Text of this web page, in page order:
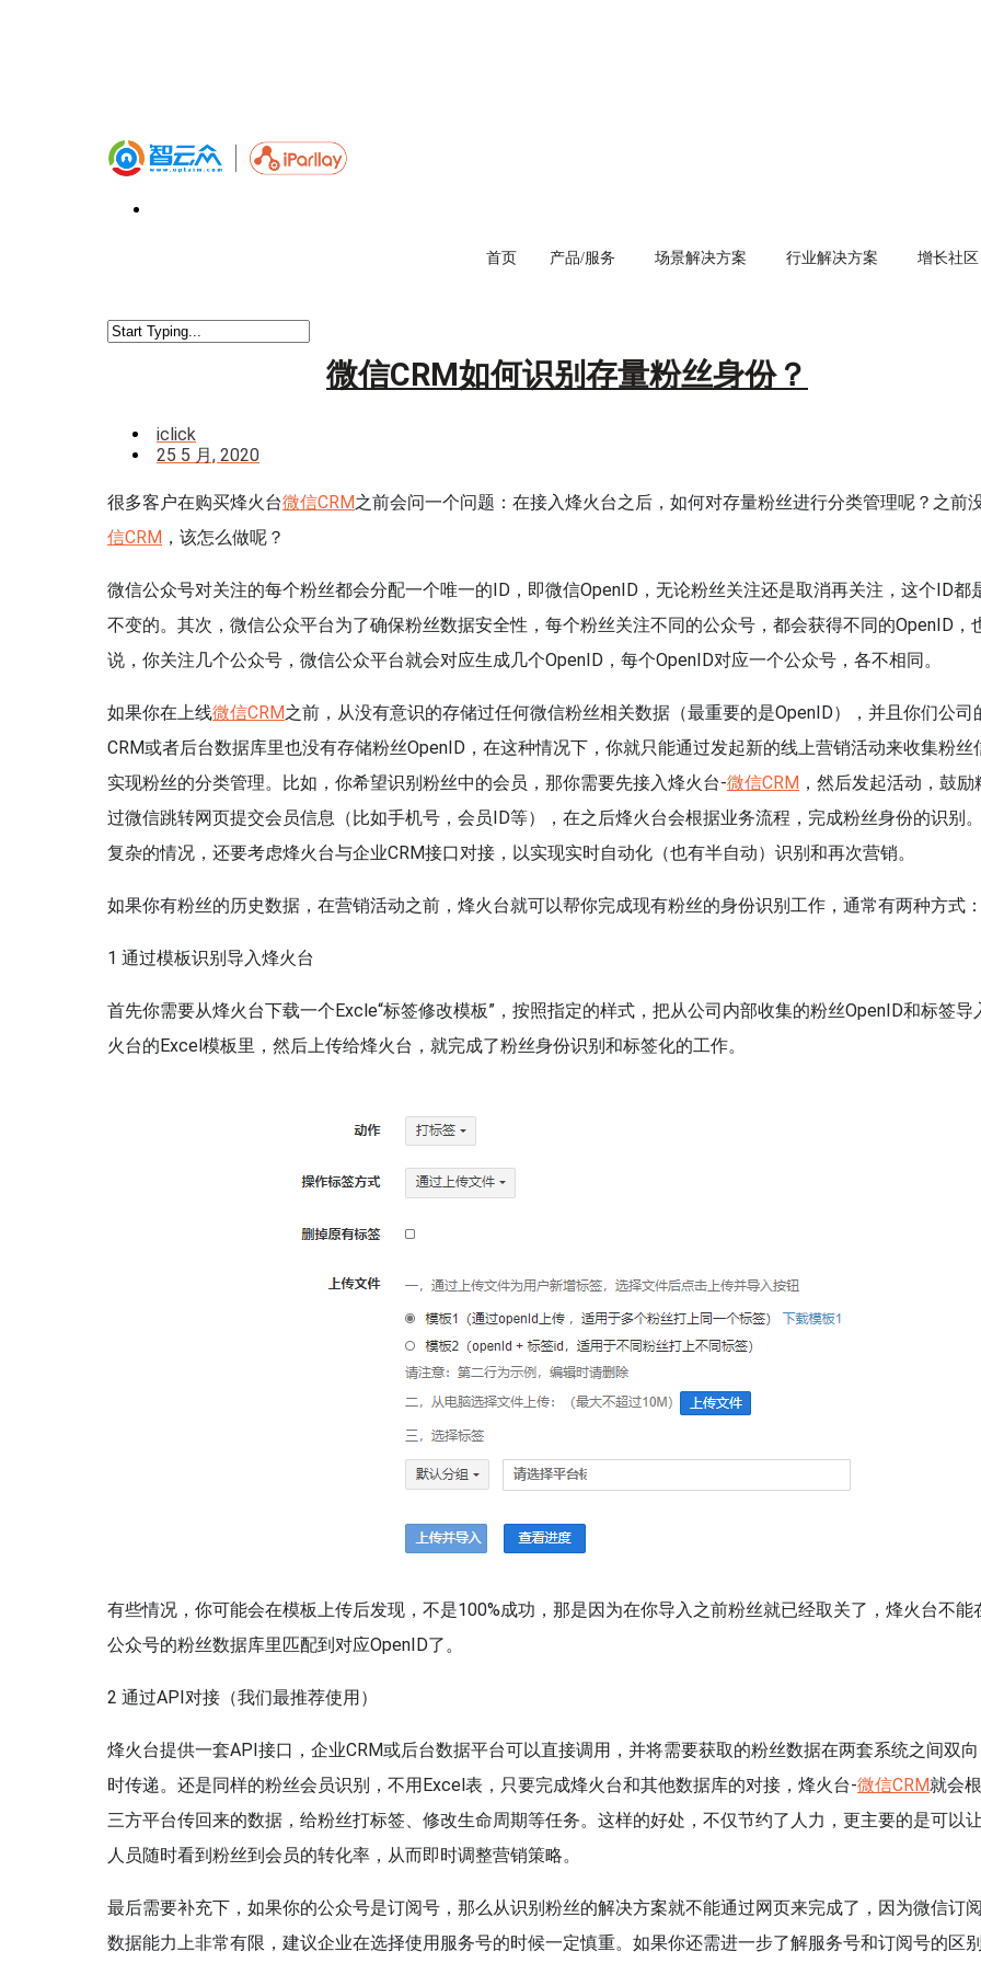
首页 产品/服务 场景解决方案 行业解决方案 增长社区
微信CRM如何识别存量粉丝身份？
iclick
25 5 月, 2020
很多客户在购买烽火台微信CRM之前会问一个问题：在接入烽火台之后，如何对存量粉丝进行分类管理呢？之前
信CRM ，该怎么做呢？
微信公众号对关注的每个粉丝都会分配一个唯一的ID，即微信OpenID，无论粉丝关注还是取消再关注，这个ID都
不变的。其次，微信公众平台为了确保粉丝数据安全性，每个粉丝关注不同的公众号，都会获得不同的OpenID，
说，你关注几个公众号，微信公众平台就会对应生成几个OpenID，每个OpenID对应一个公众号，各不相同。
如果你在上线微信CRM之前，从没有意识的存储过任何微信粉丝相关数据（最重要的是OpenID），并且你们公司
CRM或者后台数据库里也没有存储粉丝OpenID，在这种情况下，你就只能通过发起新的线上营销活动来收集粉丝
实现粉丝的分类管理。比如，你希望识别粉丝中的会员，那你需要先接入烽火台-微信CRM ，然后发起活动，鼓励
过微信跳转网页提交会员信息（比如手机号，会员ID等），在之后烽火台会根据业务流程，完成粉丝身份的识别
复杂的情况，还要考虑烽火台与企业CRM接口对接，以实现实时自动化（也有半自动）识别和再次营销。
如果你有粉丝的历史数据，在营销活动之前，烽火台就可以帮你完成现有粉丝的身份识别工作，通常有两种方式
1 通过模板识别导入烽火台
首先你需要从烽火台下载一个Excle“标签修改模板”，按照指定的样式，把从公司内部收集的粉丝OpenID和标签导
火台的Excel模板里，然后上传给烽火台，就完成了粉丝身份识别和标签化的工作。
有些情况，你可能会在模板上传后发现，不是100%成功，那是因为在你导入之前粉丝就已经取关了，烽火台不能
公众号的粉丝数据库里匹配到对应OpenID了。
2 通过API对接（我们最推荐使用）
烽火台提供一套API接口，企业CRM或后台数据平台可以直接调用，并将需要获取的粉丝数据在两套系统之间双
时传递。还是同样的粉丝会员识别，不用Excel表，只要完成烽火台和其他数据库的对接，烽火台-微信CRM就会
三方平台传回来的数据，给粉丝打标签、修改生命周期等任务。这样的好处，不仅节约了人力，更主要的是可以
人员随时看到粉丝到会员的转化率，从而即时调整营销策略。
最后需要补充下，如果你的公众号是订阅号，那么从识别粉丝的解决方案就不能通过网页来完成了，因为微信订
数据能力上非常有限，建议企业在选择使用服务号的时候一定慎重。如果你还需进一步了解服务号和订阅号的区